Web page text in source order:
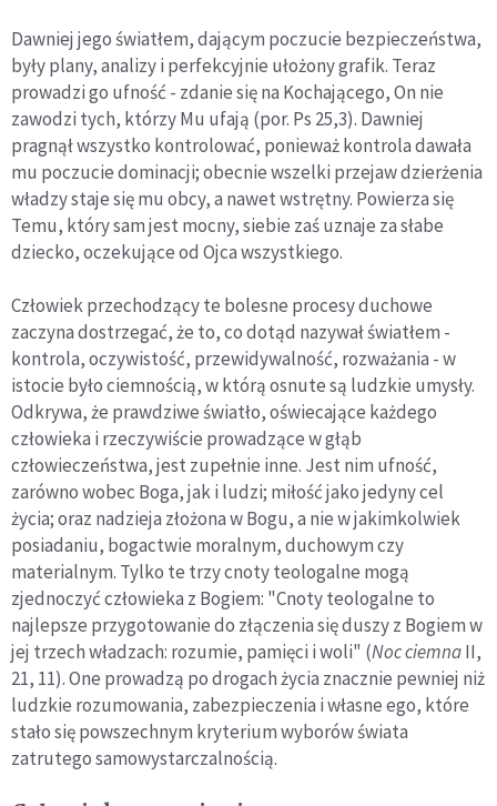
Dawniej jego światłem, dającym poczucie bezpieczeństwa,
były plany, analizy i perfekcyjnie ułożony grafik. Teraz
prowadzi go ufność - zdanie się na Kochającego, On nie
zawodzi tych, którzy Mu ufają (por. Ps 25,3). Dawniej
pragnął wszystko kontrolować, ponieważ kontrola dawała
mu poczucie dominacji; obecnie wszelki przejaw dzierżenia
władzy staje się mu obcy, a nawet wstrętny. Powierza się
Temu, który sam jest mocny, siebie zaś uznaje za słabe
dziecko, oczekujące od Ojca wszystkiego.
Człowiek przechodzący te bolesne procesy duchowe
zaczyna dostrzegać, że to, co dotąd nazywał światłem -
kontrola, oczy­wistość, przewidywalność, rozważania - w
istocie było ciemnością, w którą osnute są ludzkie umysły.
Odkrywa, że prawdziwe światło, oświecające każdego
człowieka i rzeczywiście prowa­dzące w głąb
człowieczeństwa, jest zupełnie inne. Jest nim uf­ność,
zarówno wobec Boga, jak i ludzi; miłość jako jedyny cel
życia; oraz nadzieja złożona w Bogu, a nie w jakimkolwiek
po­siadaniu, bogactwie moralnym, duchowym czy
materialnym. Tylko te trzy cnoty teologalne mogą
zjednoczyć człowieka z Bo­giem: "Cnoty teologalne to
najlepsze przygotowanie do złącze­nia się duszy z Bogiem w
jej trzech władzach: rozumie, pamięci i woli" (Noc ciemnaII,
21, 11). One prowadzą po drogach życia znacznie pewniej niż
ludzkie rozumowania, zabezpieczenia i własne ego, które
stało się powszechnym kryterium wybo­rów świata
zatrutego samowystarczalnością.